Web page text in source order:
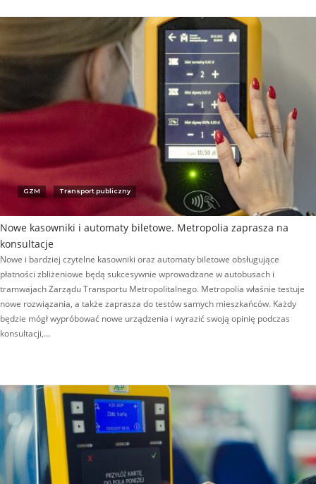
GZM Transport publiczny
Nowe kasowniki i automaty biletowe. Metropolia zaprasza na
konsultacje
Nowe i bardziej czytelne kasowniki oraz automaty biletowe obsługujące
płatności zbliżeniowe będą sukcesywnie wprowadzane w autobusach i
tramwajach Zarządu Transportu Metropolitalnego. Metropolia właśnie testuje
nowe rozwiązania, a także zaprasza do testów samych mieszkańców. Każdy
będzie mógł wypróbować nowe urządzenia i wyrazić swoją opinię podczas
konsultacji,…